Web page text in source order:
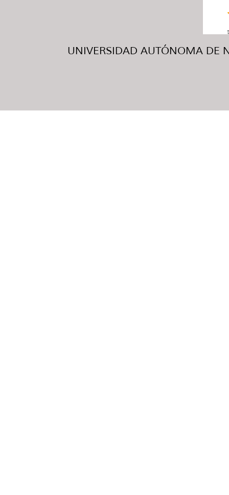
UNIVERSIDAD AUTÓNOMA DE